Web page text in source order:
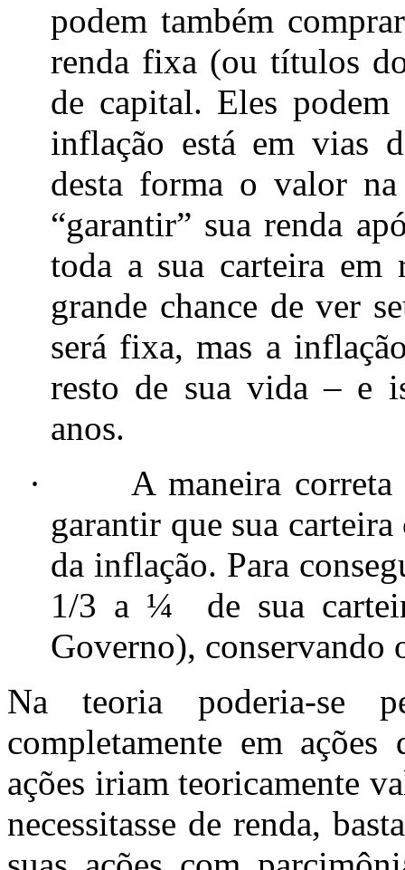
podem também
renda fixa (ou títulos
de capital. Eles
inflação está em vias
desta forma o valor
“garantir” sua renda
toda a sua carteira em
grande chance de ver
será fixa, mas a
resto de sua vida – e
anos.
·
A maneira
garantir que sua
da inflação. Para
1/3 a ¼
de sua
Governo), conservando
Na teoria poderia-se
completamente em
ações iriam teoricamente
necessitasse de renda,